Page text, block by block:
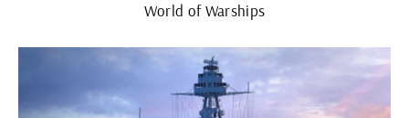
World of Warships